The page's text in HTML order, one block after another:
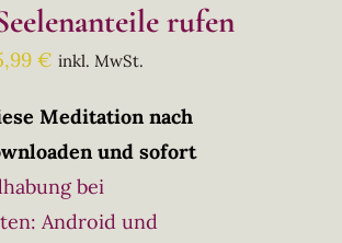
rufen
€ inkl. MwSt.
Meditation nach
und sofort
bei
Android und